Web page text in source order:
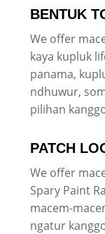
BENTUK
We offer
kaya kupluk
panama,
ndhuwur,
pilihan
PATCH
We offer
Spary Paint
macem-
ngatur